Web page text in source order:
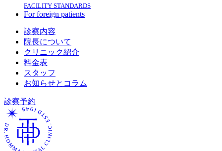
FACILITY STANDARDS
For foreign patients
診察内容
院長について
クリニック紹介
料金表
スタッフ
お知らせとコラム
診察予約